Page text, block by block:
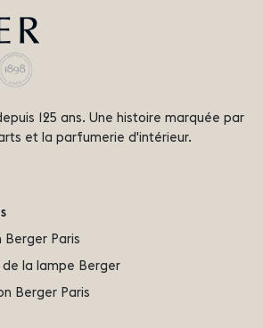
125 ans. Une histoire marquée par
et la parfumerie d'intérieur.
Berger Paris
la lampe Berger
Berger Paris